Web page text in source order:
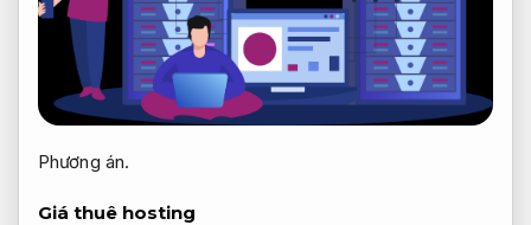
Phương án.
Giá thuê hosting